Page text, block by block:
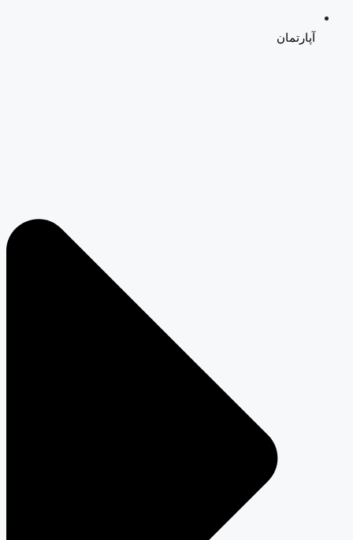
آپارتمان